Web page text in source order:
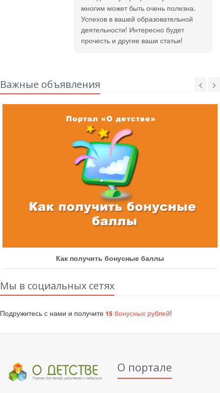
многим может быть очень полезна.
Успехов в вашей образовательной
деятельности! Интересно будет
прочесть и другие ваши статьи!
Важные объявления
Как получить бонусные баллы
Мы в социальных сетях
Подружитесь с нами и получите 15 бонусных рублей!
О портале